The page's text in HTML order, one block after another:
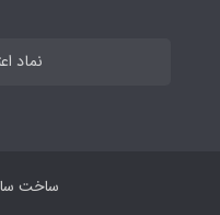
نماد
ساخت